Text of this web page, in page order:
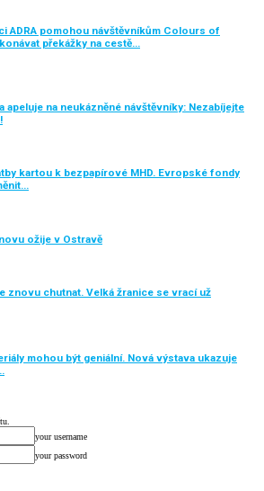
ADRA pomohou návštěvníkům Colours of
překážky na cestě…
apeluje na neukázněné návštěvníky: Nezabíjejte
kartou k bezpapírové MHD. Evropské fondy
ožije v Ostravě
znovu chutnat. Velká žranice se vrací už
mohou být geniální. Nová výstava ukazuje
your username
your password